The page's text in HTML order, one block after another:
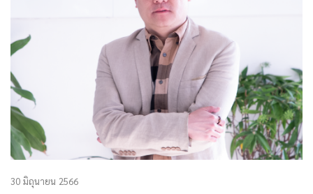
ต้องได้ผู้มีความรู้ ความสามารถ และมีวิสัยทัศ
30 มิถุนายน 2566